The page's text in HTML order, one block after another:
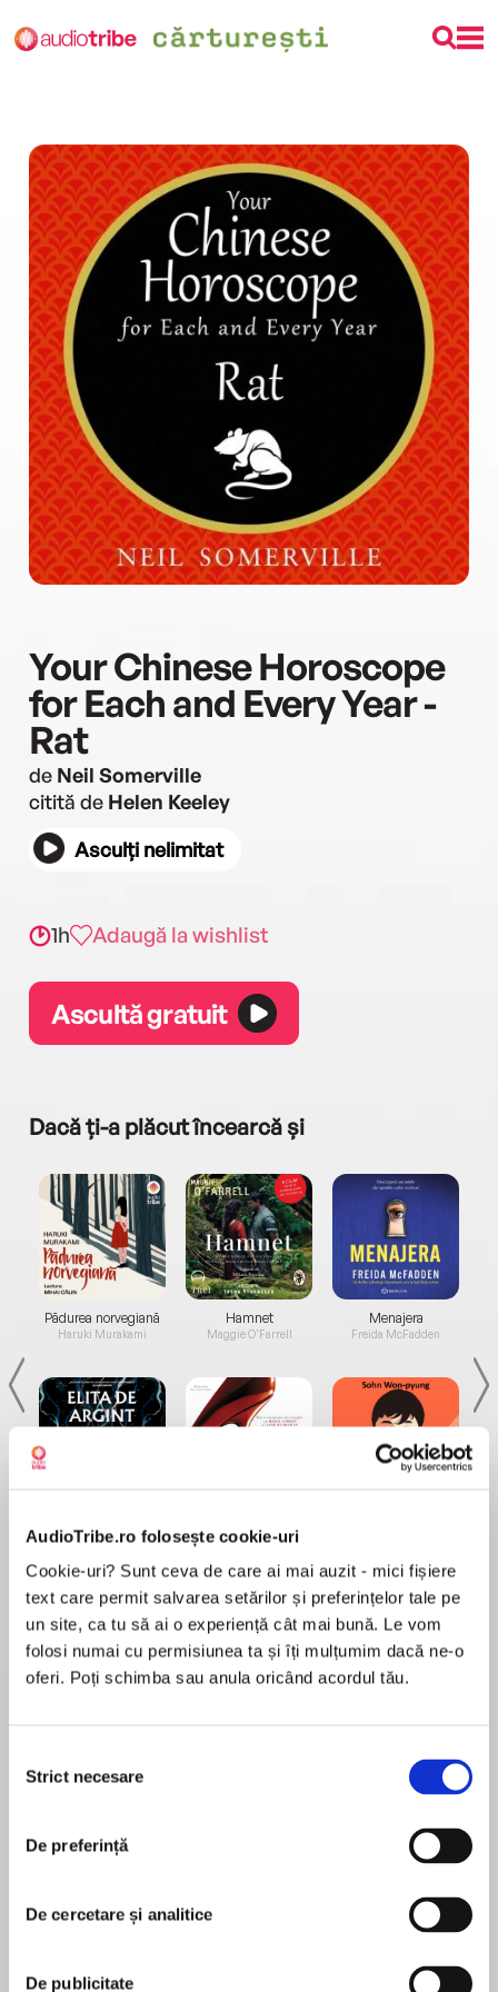
AudioTribe.ro folosește cookie-uri
Cookie-uri? Sunt ceva de care ai mai auzit - mici fișiere
text care permit salvarea setărilor și preferințelor tale pe
un site, ca tu să ai o experiență cât mai bună. Le vom
folosi numai cu permisiunea ta și îți mulțumim dacă ne-o
oferi. Poți schimba sau anula oricând acordul tău.
consimțământului
Strict necesare
De preferință
De cercetare și analitice
De publicitate
Your Chinese Horoscope
for Each and Every Year -
Rat
de Neil Somerville
citită de Helen Keeley
Asculți nelimitat
1h Adaugă la wishlist
Ascultă gratuit
Dacă ți-a plăcut încearcă și
Pădurea norvegiană
Haruki Murakami
de...
Dani Francis
Hamnet
Maggie O'Farrell
la...
Lauren Weisberger
Menajera
Freida McFadden
Desprecarte
Chinese horoscopes. Built on the long-standing
success of Your Chinese Horoscope, this new
signs as well as special success tips to help
readers make the most of their sign.
each sign as well as a section in each chapter
MAI MULT
În acest moment nu există recenzii